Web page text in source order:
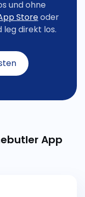
und ohne
Storeoder
leg direkt los.
App